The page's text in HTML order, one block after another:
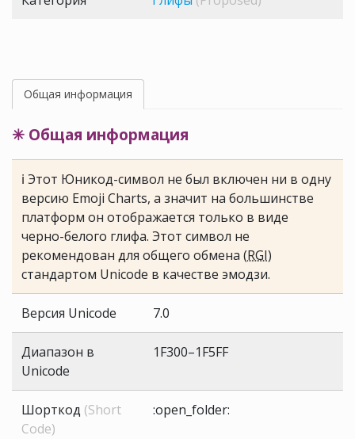
Общая информация
✳ Общая информация
ℹ Этот Юникод-символ не был включен ни в одну
версию Emoji Charts, а значит на большинстве
платформ он отображается только в виде
черно-белого глифа. Этот символ не
рекомендован для общего обмена (RGI)
стандартом Unicode в качестве эмодзи.
Версия Unicode 7.0
Диапазон в
Unicode
1F300–1F5FF
Шорткод (Short
Code)
:open_folder: